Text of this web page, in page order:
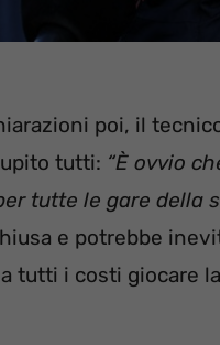
poi, il
tutti: “È ovvio
tutte le gare della
e potrebbe
tutti i costi giocare la